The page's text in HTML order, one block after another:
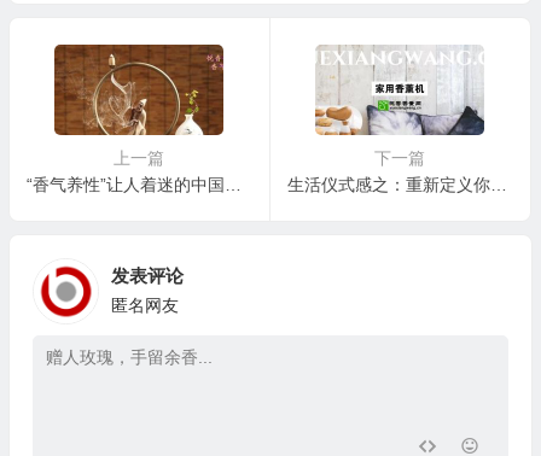
上一篇
下一篇
生活仪式感之：重新定义你的家用香薰机！
发表评论
匿名网友